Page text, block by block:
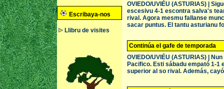
Escribaya-nos
Llibru de visites
OVIEDO/UVIÉU (ASTURIAS) |
escesivu 4-1 escontra salva's
rival. Agora mesmu fallanse
sacar puntus. El tantu asturianu
Continúa el gafe de temporada
OVIEDO/UVIÉU (ASTURIAS) |
Pacifico. Esti sábadu empató 1-
superior al so rival. Además,